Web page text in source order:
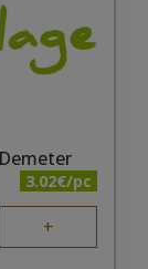
3.02€/pc
+